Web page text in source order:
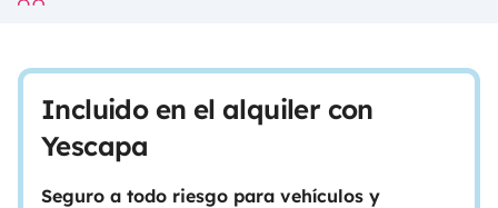
Incluido en el alquiler con
Yescapa
Seguro a todo riesgo para vehículos y